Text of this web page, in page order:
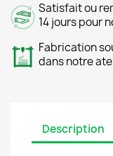
Satisfait ou
14 jours pour
Fabrication
dans notre
Description